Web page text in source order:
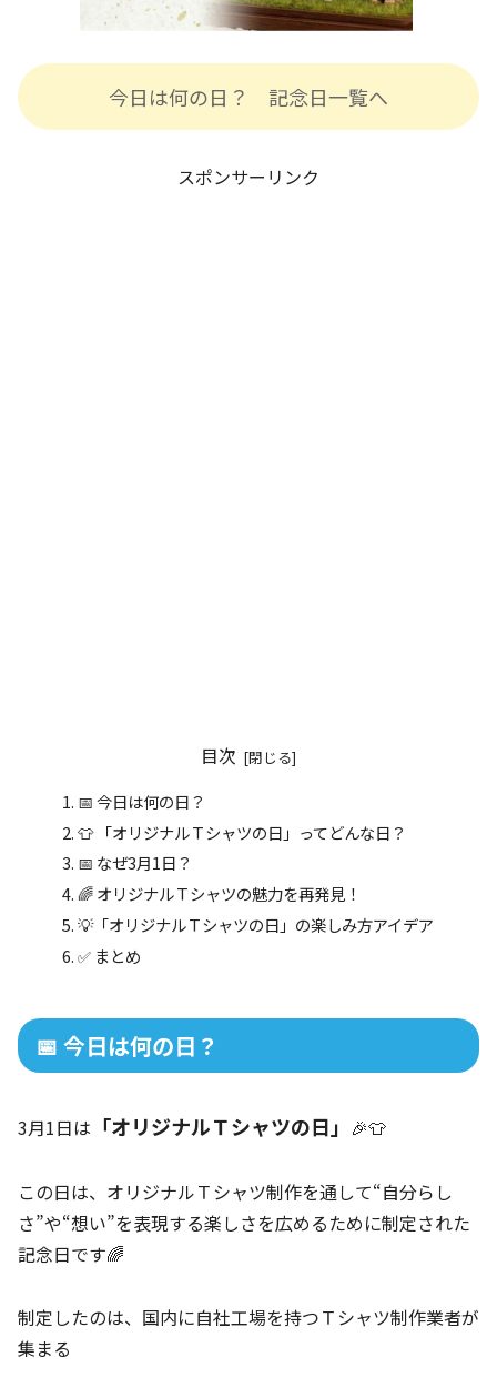
今日は何の日？ 記念日一覧へ
スポンサーリンク
目次
📅 今日は何の日？
👕 「オリジナルＴシャツの日」ってどんな日？
📅 なぜ3月1日？
🌈 オリジナルＴシャツの魅力を再発見！
💡「オリジナルＴシャツの日」の楽しみ方アイデア
✅ まとめ
📅 今日は何の日？
3月1日は 「オリジナルＴシャツの日」 🎉👕
この日は、オリジナルＴシャツ制作を通して“自分らし
さ”や“想い”を表現する楽しさを広めるために制定された
記念日です🌈
制定したのは、国内に自社工場を持つＴシャツ制作業者が
集まる